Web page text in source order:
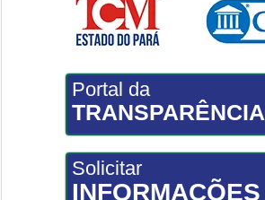
Portal da
TRANSPARÊNCIA
Solicitar
INFORMAÇÕES